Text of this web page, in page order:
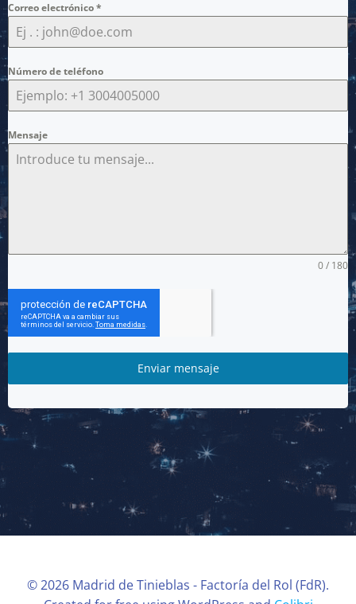
Correo electrónico*
Número de teléfono
Mensaje
0 / 180
Enviar mensaje
© 2026 Madrid de Tinieblas - Factoría del Rol (FdR).